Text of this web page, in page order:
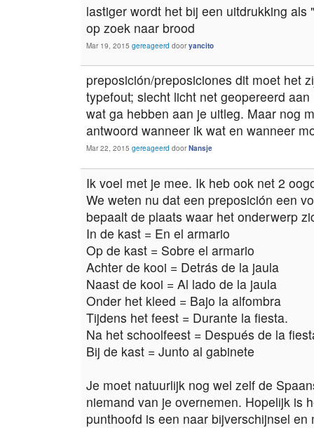
lastiger wordt het bij een uitdrukking
op zoek naar brood
Mar 19, 2015 gereageerd dooryancito
preposición/preposiciones dit moet het
typefout; slecht licht net geopereerd
wat ga hebben aan je uitleg. Maar nog
antwoord wanneer ik wat en wanneer
Mar 22, 2015 gereageerd doorNansje
Ik voel met je mee. Ik heb ook net 2
We weten nu dat een preposición een
bepaalt de plaats waar het onderwerp
In de kast = En el armario
Op de kast = Sobre el armario
Achter de kooi = Detrás de la jaula
Naast de kooi = Al lado de la jaula
Onder het kleed = Bajo la alfombra
Tijdens het feest = Durante la fiesta.
Na het schoolfeest = Después de la
Bij de kast = Junto al gabinete
Je moet natuurlijk nog wel zelf de
niemand van je overnemen. Hopelijk is
punthoofd is een naar bijverschijnsel